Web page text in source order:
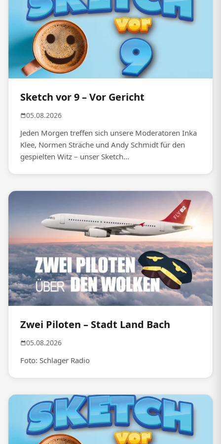
Sketch vor 9 – Vor Gericht
05.08.2026
Jeden Morgen treffen sich unsere Moderatoren Inka
Klee, Normen Sträche und Andy Schmidt für den
gespielten Witz – unser Sketch...
Zwei Piloten – Stadt Land Bach
05.08.2026
Foto: Schlager Radio